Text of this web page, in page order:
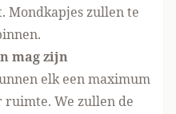
Mondkapjes zullen te
mag zijn
elk een maximum
ruimte. We zullen de